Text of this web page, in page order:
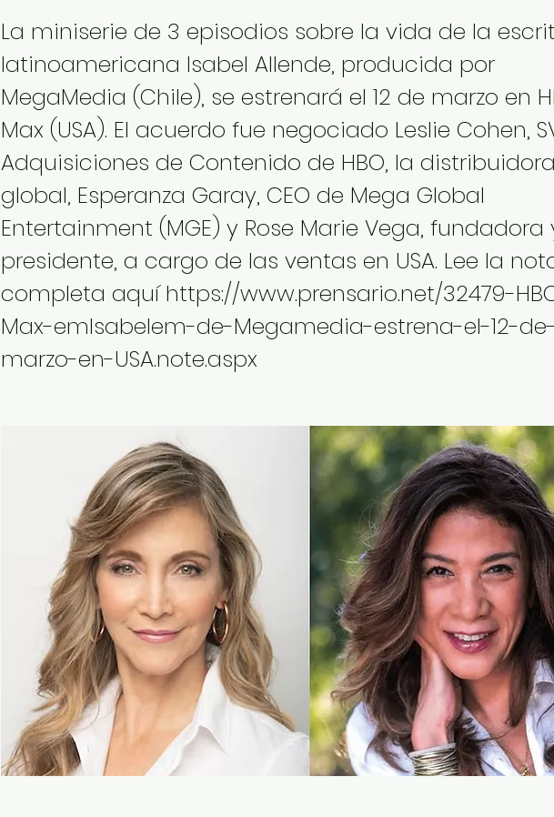
La miniserie de 3 episodios sobre la vida de la
latinoamericana Isabel Allende, producida por
MegaMedia (Chile), se estrenará el 12 de marzo en
Max (USA). El acuerdo fue negociado Leslie Cohen,
Adquisiciones de Contenido de HBO, la distribuidora
global, Esperanza Garay, CEO de Mega Global
Entertainment (MGE) y Rose Marie Vega, fundadora
presidente, a cargo de las ventas en USA. Lee la
completa aquíhttps://www.prensario.net/32479-
Max-emIsabelem-de-Megamedia-estrena-el-12-de-
marzo-en-USA.note.aspx